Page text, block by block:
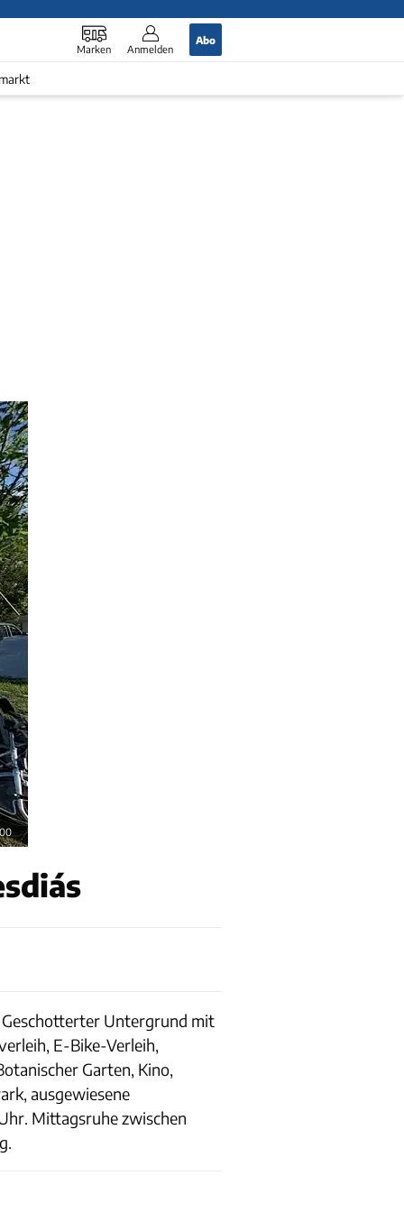
Marken Anmelden
Abo
Geschotterter Untergrund mit
E-Bike-Verleih,
Garten, Kino,
ausgewiesene
Mittagsruhe zwischen